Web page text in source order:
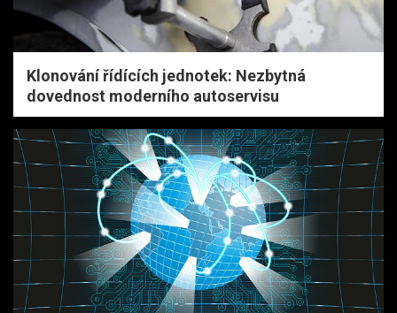
Klonování řídících jednotek: Nezbytná
dovednost moderního autoservisu